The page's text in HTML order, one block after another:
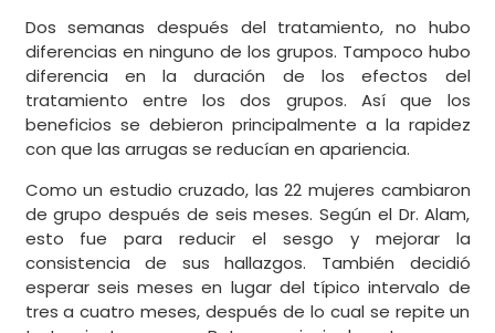
Dos semanas después del tratamiento, no hubo
diferencias en ninguno de los grupos. Tampoco hubo
diferencia en la duración de los efectos del
tratamiento entre los dos grupos. Así que los
beneficios se debieron principalmente a la rapidez
con que las arrugas se reducían en apariencia.
Como un estudio cruzado, las 22 mujeres cambiaron
de grupo después de seis meses. Según el Dr. Alam,
esto fue para reducir el sesgo y mejorar la
consistencia de sus hallazgos. También decidió
esperar seis meses en lugar del típico intervalo de
tres a cuatro meses, después de lo cual se repite un